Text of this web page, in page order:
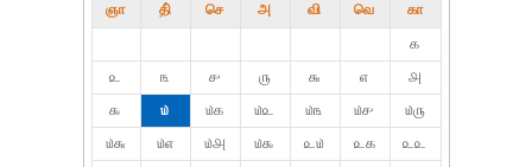
ஞா தி் செ அ வி வெ கா
௧
௨
௩ ௪ ௫ ௬ ௭
௮
௯
௰ ௰௧ ௰௨ ௰௩ ௰௪
௰௫
௰௬
௰௭ ௰௮ ௰௯ ௨௰ ௨௧
௨௨